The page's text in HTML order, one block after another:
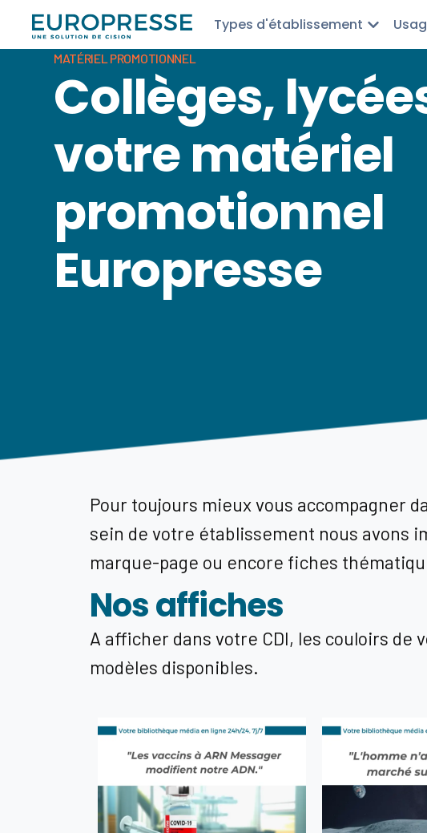
Types d'établissement
MATÉRIEL PROMOTIONNEL
Collèges,
votre matériel
promotionnel
Europresse
Pour toujours mieux vous accompagner
sein de votre établissement nous avons
marque-page ou encore fiches
Nos affiches
A afficher dans votre CDI, les couloirs de
modèles disponibles.